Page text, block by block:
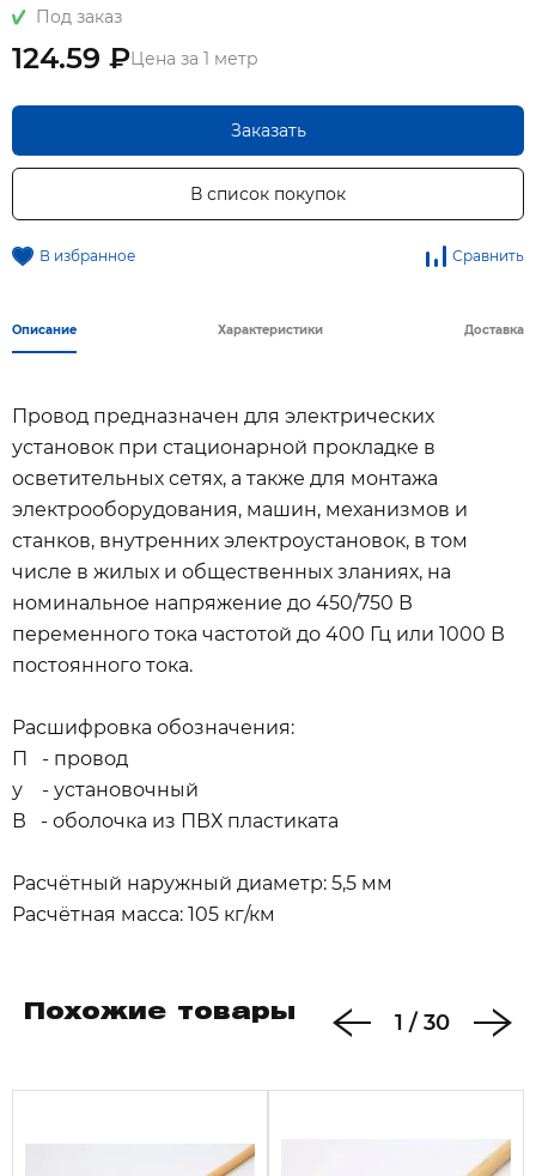
Под заказ
124.59 ₽Цена за 1 метр
Заказать
В список покупок
В избранное Сравнить
Описание Характеристики Доставка
Провод предназначен для электрических
установок при стационарной прокладке в
осветительных сетях, а также для монтажа
электрооборудования, машин, механизмов и
станков, внутренних электроустановок, в том
числе в жилых и общественных зланиях, на
номинальное напряжение до 450/750 В
переменного тока частотой до 400 Гц или 1000 В
постоянного тока.
Расшифровка обозначения:
П - провод
у - установочный
В - оболочка из ПВХ пластиката
Расчётный наружный диаметр: 5,5 мм
Расчётная масса: 105 кг/км
Похожие товары 1 / 30